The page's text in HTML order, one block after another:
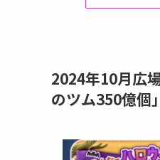
2024年10月広
のツム350億個